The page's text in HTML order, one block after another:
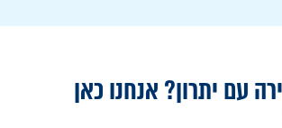
עם יתרון? אנחנו כאן